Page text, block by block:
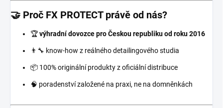
🤝 Proč FX PROTECT právě od nás?
🏆výhradní dovozce pro Českou republiku od roku 2016
👨‍🔧 know-how z reálného detailingového studia
📦 100% originální produkty z oficiální distribuce
🧠 poradenství založené na praxi, ne na domněnkách